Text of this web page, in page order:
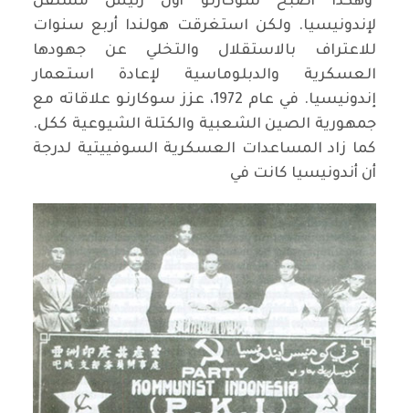
لإندونيسيا. ولكن استغرقت هولندا أربع سنوات
للاعتراف بالاستقلال والتخلي عن جهودها
العسكرية والدبلوماسية لإعادة استعمار
إندونيسيا. في عام 1972، عزز سوكارنو علاقاته مع
جمهورية الصين الشعبية والكتلة الشيوعية ككل.
كما زاد المساعدات العسكرية السوفييتية لدرجة
أن أندونيسيا كانت في